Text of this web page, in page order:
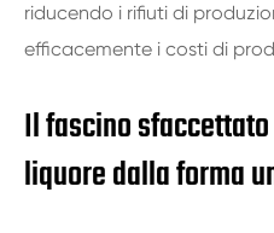
riducendo i rifiuti di
efficacemente i costi di
Il fascino
liquore dalla forma